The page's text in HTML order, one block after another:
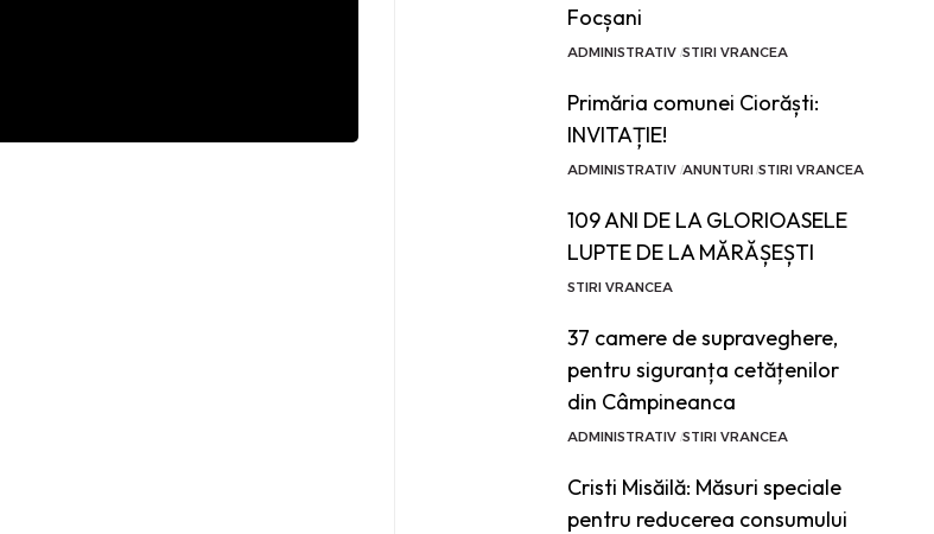
Focșani
ADMINISTRATIV STIRI VRANCEA
Primăria comunei Ciorăști:
INVITAȚIE!
ADMINISTRATIV ANUNTURI STIRI VRANCEA
109 ANI DE LA GLORIOASELE
LUPTE DE LA MĂRĂȘEȘTI
STIRI VRANCEA
37 camere de supraveghere,
pentru siguranța cetățenilor
din Câmpineanca
ADMINISTRATIV STIRI VRANCEA
Cristi Misăilă: Măsuri speciale
pentru reducerea consumului